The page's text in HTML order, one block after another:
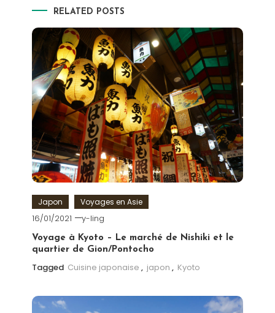
RELATED POSTS
Japon Voyages en Asie
16/01/2021 y-ling
Voyage à Kyoto – Le marché de Nishiki et le
quartier de Gion/Pontocho
Tagged Cuisine japonaise , japon , Kyoto